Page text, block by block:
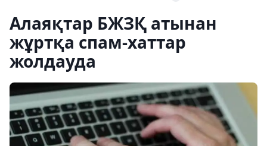
Алаяқтар БЖЗҚ атынан
жұртқа спам-хаттар
жолдауда